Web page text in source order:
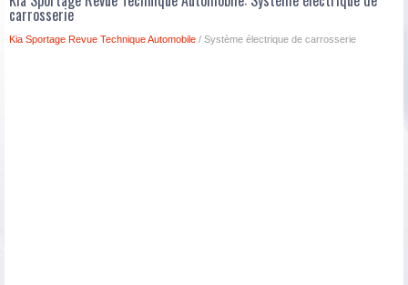
carrosserie
Kia Sportage Revue Technique Automobile / Système électrique de carrosserie